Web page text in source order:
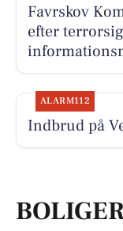
Favrskov
efter
ALARM112
Indbrud på